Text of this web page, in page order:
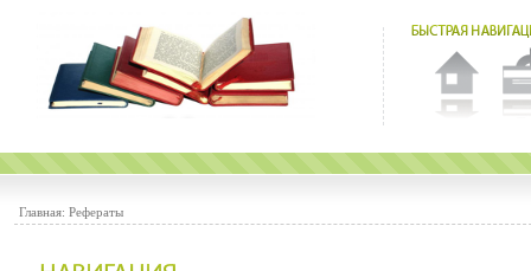
Главная: Рефераты